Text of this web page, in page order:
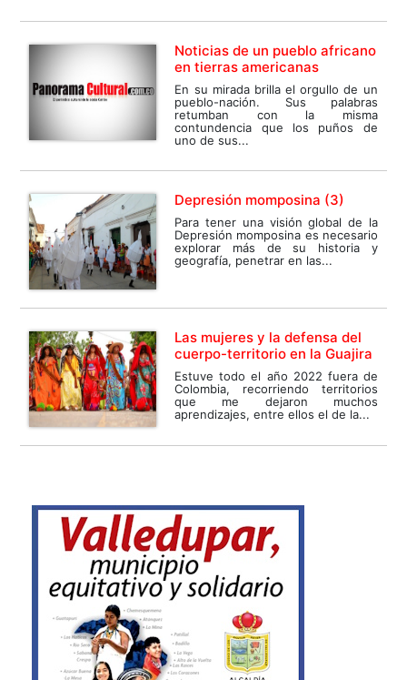
Noticias de un pueblo africano
en tierras americanas
En su mirada brilla el orgullo de un
pueblo-nación. Sus palabras
retumban con la misma
contundencia que los puños de
uno de sus...
Depresión momposina (3)
Para tener una visión global de la
Depresión momposina es necesario
explorar más de su historia y
geografía, penetrar en las...
Las mujeres y la defensa del
cuerpo-territorio en la Guajira
Estuve todo el año 2022 fuera de
Colombia, recorriendo territorios
que me dejaron muchos
aprendizajes, entre ellos el de la...